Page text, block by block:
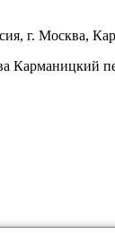
г. Москва,
Карманицкий